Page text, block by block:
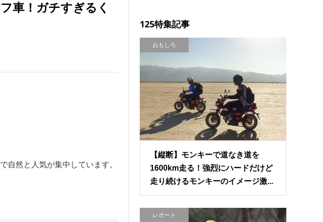
車！ガチすぎるく
自然と人気が集中しています。
125特集記事
おもしろ
【縦断】モンキーで道なき道を
1600km走る！強烈にハードだけど
走り続けるモンキーのイメージ激...
レポート